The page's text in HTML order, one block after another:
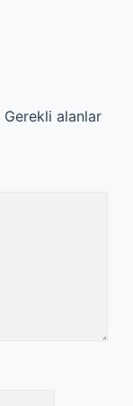
Gerekli alanlar